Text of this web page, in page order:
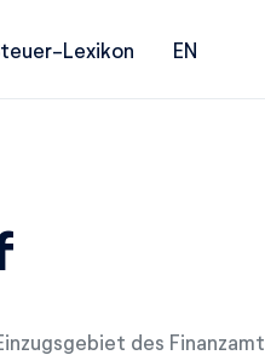
Lexikon EN
des Finanzamt